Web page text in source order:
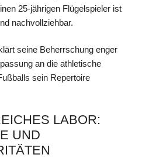
25-jährigen Flügelspieler ist
nachvollziehbar.
seine Beherrschung enger
an die athletische
sein Repertoire
LABOR:
UND